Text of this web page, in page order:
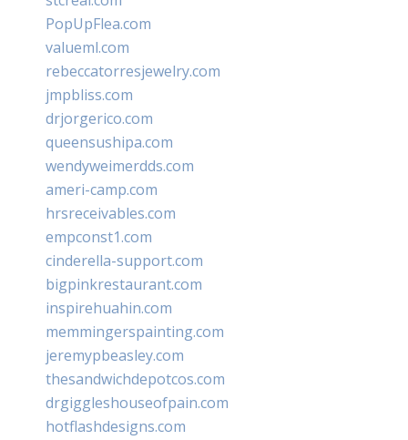
PopUpFlea.com
valueml.com
rebeccatorresjewelry.com
jmpbliss.com
drjorgerico.com
queensushipa.com
wendyweimerdds.com
ameri-camp.com
hrsreceivables.com
empconst1.com
cinderella-support.com
bigpinkrestaurant.com
inspirehuahin.com
memmingerspainting.com
jeremypbeasley.com
thesandwichdepotcos.com
drgiggleshouseofpain.com
hotflashdesigns.com